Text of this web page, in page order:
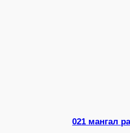
021 мангал